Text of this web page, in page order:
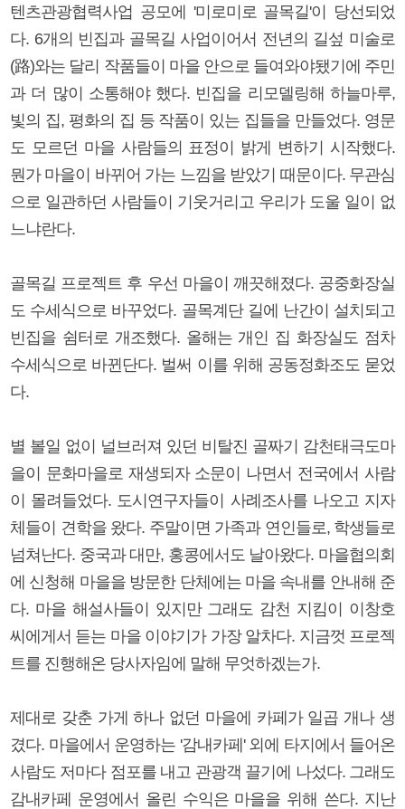
텐츠관광협력사업 공모에 '미로미로 골목길'이 당선되었
다. 6개의 빈집과 골목길 사업이어서 전년의 길섶 미술로
(路)와는 달리 작품들이 마을 안으로 들여와야됐기에 주민
과 더 많이 소통해야 했다. 빈집을 리모델링해 하늘마루,
빛의 집, 평화의 집 등 작품이 있는 집들을 만들었다. 영문
도 모르던 마을 사람들의 표정이 밝게 변하기 시작했다.
뭔가 마을이 바뀌어 가는 느낌을 받았기 때문이다. 무관심
으로 일관하던 사람들이 기웃거리고 우리가 도울 일이 없
느냐란다.
골목길 프로젝트 후 우선 마을이 깨끗해졌다. 공중화장실
도 수세식으로 바꾸었다. 골목계단 길에 난간이 설치되고
빈집을 쉼터로 개조했다. 올해는 개인 집 화장실도 점차
수세식으로 바뀐단다. 벌써 이를 위해 공동정화조도 묻었
다.
별 볼일 없이 널브러져 있던 비탈진 골짜기 감천태극도마
을이 문화마을로 재생되자 소문이 나면서 전국에서 사람
이 몰려들었다. 도시연구자들이 사례조사를 나오고 지자
체들이 견학을 왔다. 주말이면 가족과 연인들로, 학생들로
넘쳐난다. 중국과 대만, 홍콩에서도 날아왔다. 마을협의회
에 신청해 마을을 방문한 단체에는 마을 속내를 안내해 준
다. 마을 해설사들이 있지만 그래도 감천 지킴이 이창호
씨에게서 듣는 마을 이야기가 가장 알차다. 지금껏 프로젝
트를 진행해온 당사자임에 말해 무엇하겠는가.
제대로 갖춘 가게 하나 없던 마을에 카페가 일곱 개나 생
겼다. 마을에서 운영하는 '감내카페' 외에 타지에서 들어온
사람도 저마다 점포를 내고 관광객 끌기에 나섰다. 그래도
감내카페 운영에서 올린 수익은 마을을 위해 쓴다. 지난